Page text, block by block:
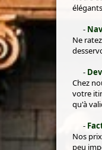
-
Ne
-
Chez
votre
qu'à
-
Nos
peu